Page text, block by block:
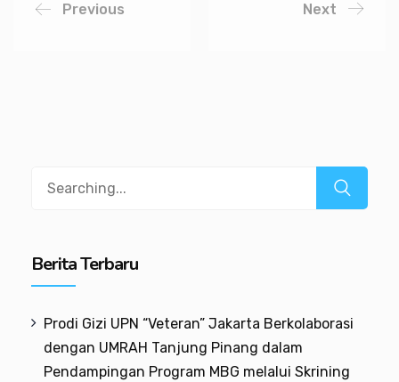
Previous Next
Berita Terbaru
Prodi Gizi UPN “Veteran” Jakarta Berkolaborasi
dengan UMRAH Tanjung Pinang dalam
Pendampingan Program MBG melalui Skrining